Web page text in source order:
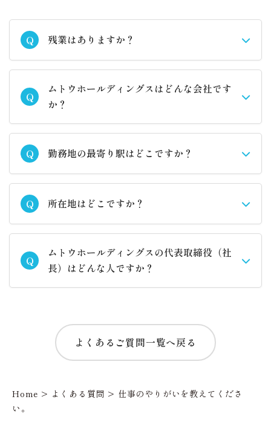
Q 残業はありますか？
Q
ムトウホールディングスはどんな会社です
か？
Q 勤務地の最寄り駅はどこですか？
Q 所在地はどこですか？
Q
ムトウホールディングスの代表取締役（社
長）はどんな人ですか？
よくあるご質問一覧へ戻る
Home > よくある質問 > 仕事のやりがいを教えてくださ
い。